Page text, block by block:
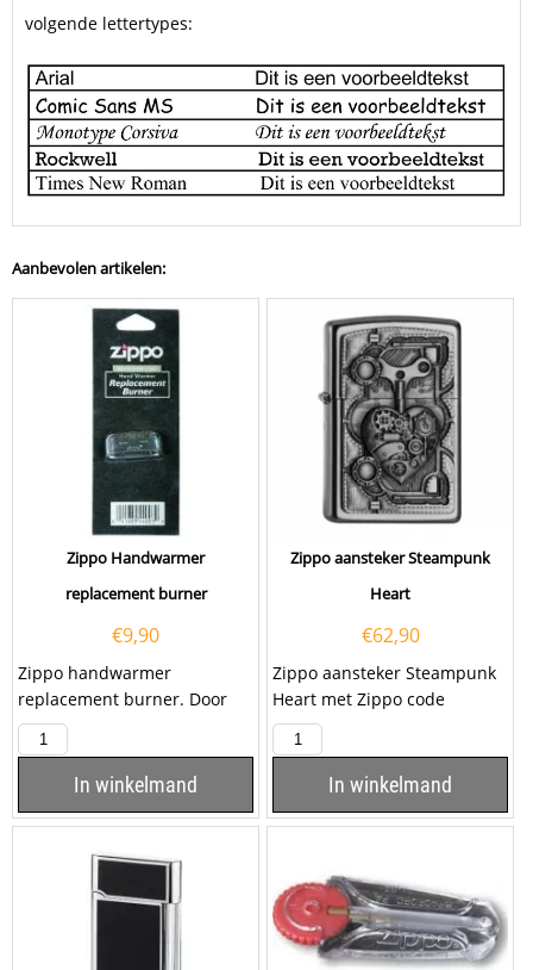
volgende lettertypes:
Aanbevolen artikelen:
Zippo Handwarmer
replacement burner
€9,90
Zippo handwarmer
replacement burner. Door
het vervangen van het
brandertje zorgt u ervoor...
In winkelmand
Zippo aansteker Steampunk
Heart
€62,90
Zippo aansteker Steampunk
Heart met Zippo code
2005032. Deze Zippo
aansteker heeft een mat
chromen...In winkelmand